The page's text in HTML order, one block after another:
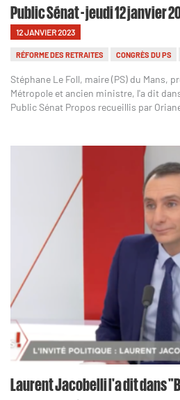
Public Sénat - jeudi 12 janvier
12 JANVIER 2023
RÉFORME DES RETRAITES CONGRÈS DU PS
Stéphane Le Foll, maire (PS) du Mans,
Métropole et ancien ministre, l'a dit
Public Sénat Propos recueillis par
Laurent Jacobelli l'a dit dans